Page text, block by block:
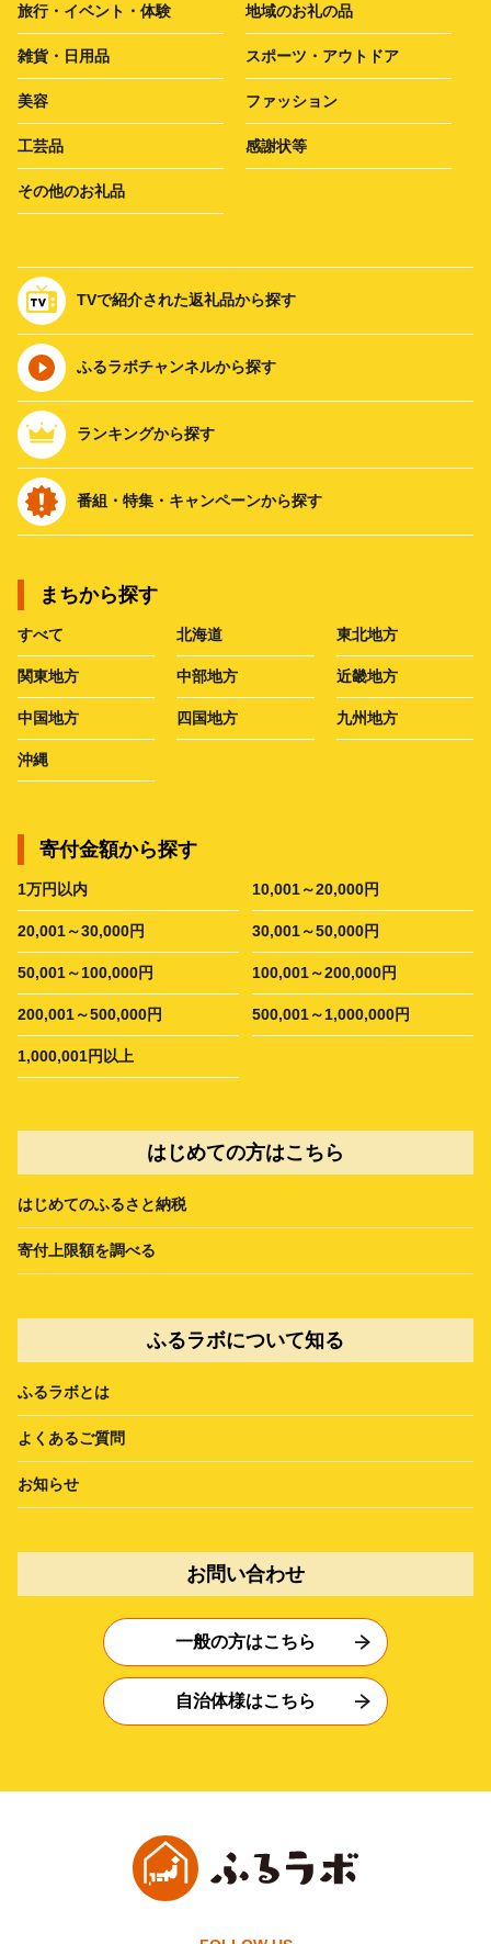
旅行・イベント・体験 地域のお礼の品
雑貨・日用品 スポーツ・アウトドア
美容 ファッション
工芸品 感謝状等
その他のお礼品
TVで紹介された返礼品から探す
ふるラボチャンネルから探す
ランキングから探す
番組・特集・キャンペーンから探す
まちから探す
すべて 北海道 東北地方
関東地方 中部地方 近畿地方
中国地方 四国地方 九州地方
沖縄
寄付金額から探す
1万円以内 10,001～20,000円
20,001～30,000円 30,001～50,000円
50,001～100,000円 100,001～200,000円
200,001～500,000円 500,001～1,000,000円
1,000,001円以上
はじめての方はこちら
はじめてのふるさと納税
寄付上限額を調べる
ふるラボについて知る
ふるラボとは
よくあるご質問
お知らせ
お問い合わせ
一般の方はこちら
自治体様はこちら